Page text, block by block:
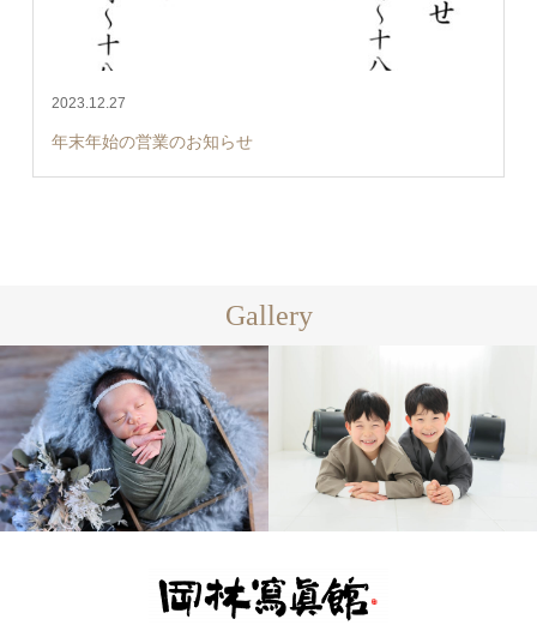
2023.12.27
年末年始の営業のお知らせ
Gallery